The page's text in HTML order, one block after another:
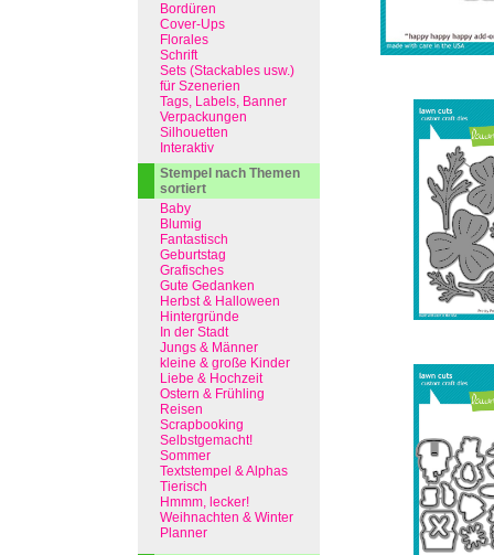
Bordüren
Cover-Ups
Florales
Schrift
Sets (Stackables usw.)
für Szenerien
Tags, Labels, Banner
Verpackungen
Silhouetten
Interaktiv
Stempel nach Themen
sortiert
Baby
Blumig
Fantastisch
Geburtstag
Grafisches
Gute Gedanken
Herbst & Halloween
Hintergründe
In der Stadt
Jungs & Männer
kleine & große Kinder
Liebe & Hochzeit
Ostern & Frühling
Reisen
Scrapbooking
Selbstgemacht!
Sommer
Textstempel & Alphas
Tierisch
Hmmm, lecker!
Weihnachten & Winter
Planner